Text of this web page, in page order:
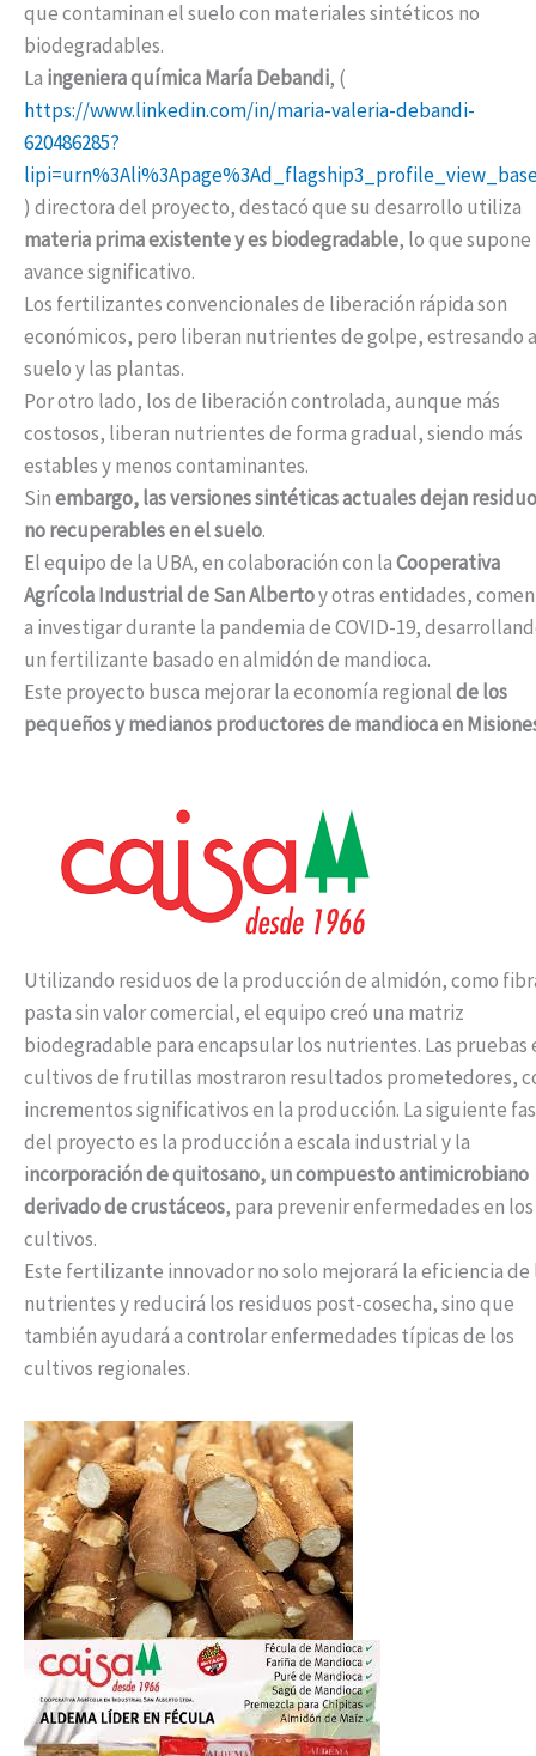
que contaminan el suelo con materiales sintéticos no
biodegradables.
La ingeniera química María Debandi, (
https://www.linkedin.com/in/maria-valeria-debandi-
620486285?
) directora del proyecto, destacó que su desarrollo utiliza
materia prima existente y es biodegradable, lo que supone
avance significativo.
Los fertilizantes convencionales de liberación rápida son
económicos, pero liberan nutrientes de golpe, estresando
suelo y las plantas.
Por otro lado, los de liberación controlada, aunque más
costosos, liberan nutrientes de forma gradual, siendo más
estables y menos contaminantes.
Sinembargo, las versiones sintéticas actuales dejan
no recuperables en el suelo.
El equipo de la UBA, en colaboración con laCooperativa
Agrícola Industrial de San Albertoy otras entidades,
a investigar durante la pandemia de COVID-19,
un fertilizante basado en almidón de mandioca.
Este proyecto busca mejorar la economía regionalde los
pequeños y medianos productores de mandioca en
Utilizando residuos de la producción de almidón, como
pasta sin valor comercial, el equipo creó una matriz
biodegradable para encapsular los nutrientes. Las pruebas
cultivos de frutillas mostraron resultados prometedores,
incrementos significativos en la producción. La siguiente
del proyecto es la producción a escala industrial y la
incorporación de quitosano, un compuesto antimicrobiano
derivado de crustáceos, para prevenir enfermedades en los
cultivos.
Este fertilizante innovador no solo mejorará la eficiencia de
nutrientes y reducirá los residuos post-cosecha, sino que
también ayudará a controlar enfermedades típicas de los
cultivos regionales.